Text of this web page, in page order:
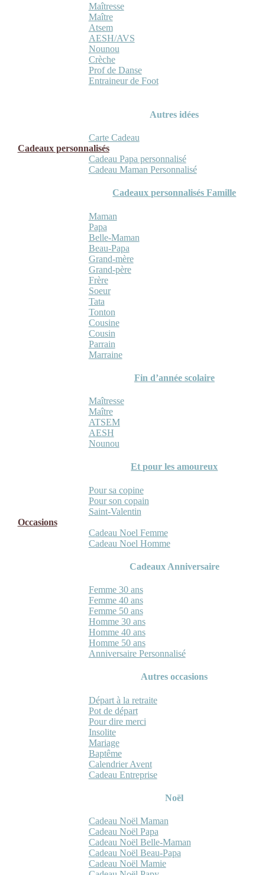
Maîtresse
Maître
Atsem
AESH/AVS
Nounou
Crèche
Prof de Danse
Entraineur de Foot
Autres idées
Carte Cadeau
Cadeaux personnalisés
Cadeau Papa personnalisé
Cadeau Maman Personnalisé
Cadeaux personnalisés Famille
Maman
Papa
Belle-Maman
Beau-Papa
Grand-mère
Grand-père
Frère
Soeur
Tata
Tonton
Cousine
Cousin
Parrain
Marraine
Fin d’année scolaire
Maîtresse
Maître
ATSEM
AESH
Nounou
Et pour les amoureux
Pour sa copine
Pour son copain
Saint-Valentin
Occasions
Cadeau Noel Femme
Cadeau Noel Homme
Cadeaux Anniversaire
Femme 30 ans
Femme 40 ans
Femme 50 ans
Homme 30 ans
Homme 40 ans
Homme 50 ans
Anniversaire Personnalisé
Autres occasions
Départ à la retraite
Pot de départ
Pour dire merci
Insolite
Mariage
Baptême
Calendrier Avent
Cadeau Entreprise
Noël
Cadeau Noël Maman
Cadeau Noël Papa
Cadeau Noël Belle-Maman
Cadeau Noël Beau-Papa
Cadeau Noël Mamie